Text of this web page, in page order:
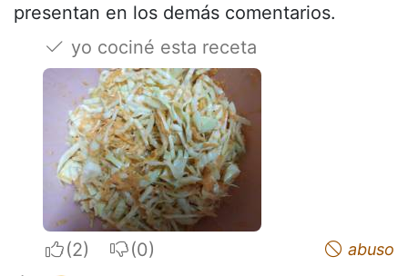
presentan en los demás comentarios.
yo cociné esta receta
I apreciateI do not appreciate abuso